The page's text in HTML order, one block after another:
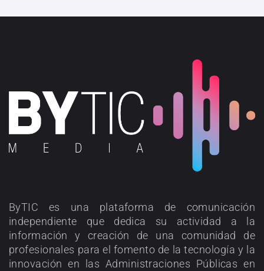
ByTIC es una plataforma de comunicación
independiente que dedica su actividad a la
información y creación de una comunidad de
profesionales para el fomento de la tecnología y la
innovación en las Administraciones Públicas en